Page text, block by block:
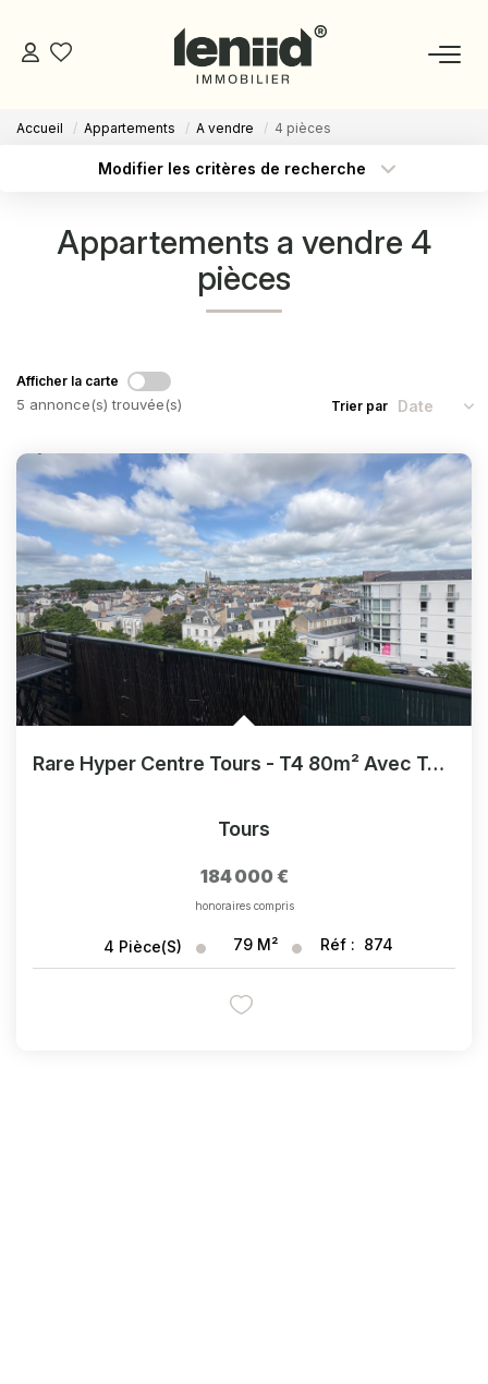
NOS BIENS
NOS CONSEILLERS
ESPACE MANDATAIRE
GESTION
CONTACT
Accueil Appartements A vendre 4 pièces
Modifier les critères de recherche
Sélectionnez...
Type de bien
Surface min
Appartements a vendre 4
pièces
Afficher la carte
5 annonce(s) trouvée(s) Trier par
Rare Hyper Centre Tours - T4 80m² Avec Terrasse
Tours
184 000 €
honoraires compris
4 Pièce(s) 79 M² Réf : 874